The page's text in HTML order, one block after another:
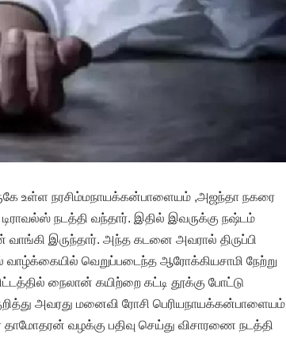
உள்ள நரசிம்மநாயக்கன்பாளையம் ,அஜந்தா நகரை
நடத்தி வந்தார். இதில் இவருக்கு நஷ்டம்
வாங்கி இருந்தார். அந்த கடனை அவரால் திருப்பி
வாழ்க்கையில் வெறுப்படைந்த ஆரோக்கியசாமி நேற்று
நைலான் கயிற்றை கட்டி தூக்கு போட்டு
அவரது மனைவி ரோசி பெரியநாயக்கன்பாளையம்
வழக்கு பதிவு செய்து விசாரணை நடத்தி